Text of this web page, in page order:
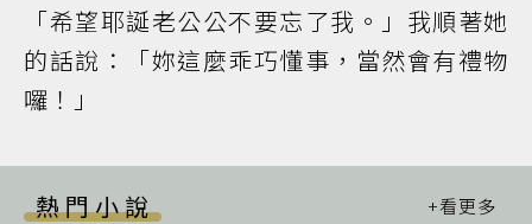
「希望耶誕老公公不要忘了我。」我順著她
的話說：「妳這麼乖巧懂事，當然會有禮物
囉！」
熱門小說